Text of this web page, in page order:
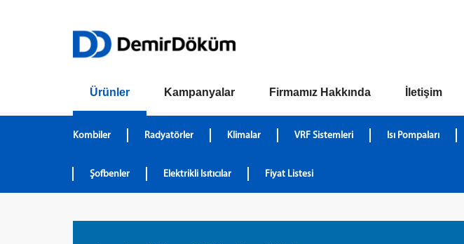
Ürünler
Kombiler Radyatörler Klimalar VRF Sistemleri Isı Pompaları
Şofbenler Elektrikli Isıtıcılar Fiyat Listesi
Kampanyalar Firmamız Hakkında İletişim